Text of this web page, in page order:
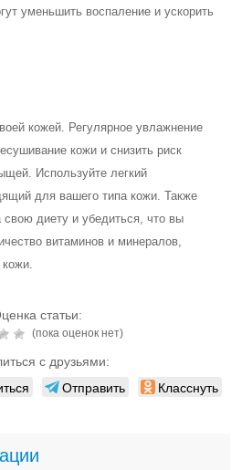
уменьшить воспаление и ускорить
кожей. Регулярное увлажнение
кожи и снизить риск
Используйте легкий
для вашего типа кожи. Также
свою диету и убедиться, что вы
витаминов и минералов,
статьи:
(пока оценок нет)
с друзьями:
Отправить Класснуть